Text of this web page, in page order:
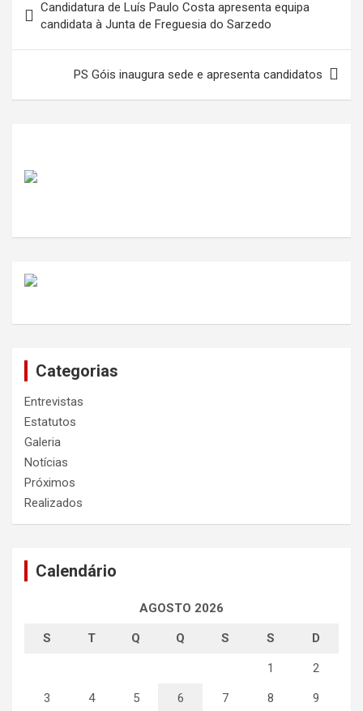
de
artigos
Candidatura de Luís Paulo Costa apresenta equipa
candidata à Junta de Freguesia do Sarzedo
PS Góis inaugura sede e apresenta candidatos
Categorias
Entrevistas
Estatutos
Galeria
Notícias
Próximos
Realizados
Calendário
AGOSTO 2026
S T Q Q S S D
1 2
3 4 5 6 7 8 9